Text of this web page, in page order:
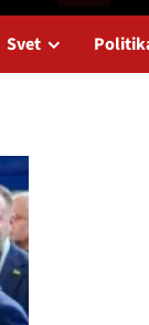
Svet